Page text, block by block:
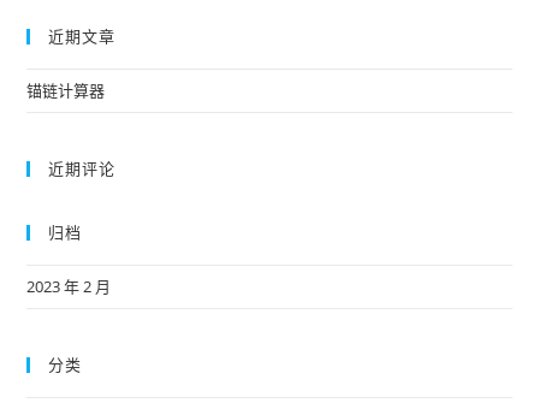
近期文章
锚链计算器
近期评论
归档
2023 年 2 月
分类